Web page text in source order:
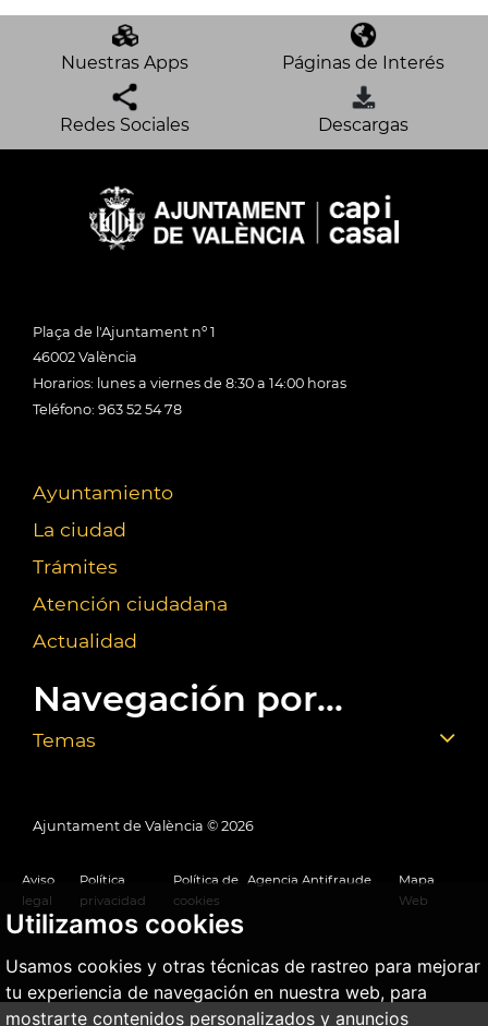
Utilizamos cookies
Usamos cookies y otras técnicas de rastreo para mejorar
tu experiencia de navegación en nuestra web, para
mostrarte contenidos personalizados y anuncios
Nuestras Apps Páginas de Interés
Redes Sociales Descargas
Plaça de l'Ajuntament nº 1
46002 València
Horarios: lunes a viernes de 8:30 a 14:00 horas
Teléfono: 963 52 54 78
Ayuntamiento
La ciudad
Trámites
Atención ciudadana
Actualidad
Navegación por...
Temas
Ajuntament de València © 2026
Aviso
legal
Política
privacidad
Política de
cookies
Agencia Antifraude
Mapa
Web